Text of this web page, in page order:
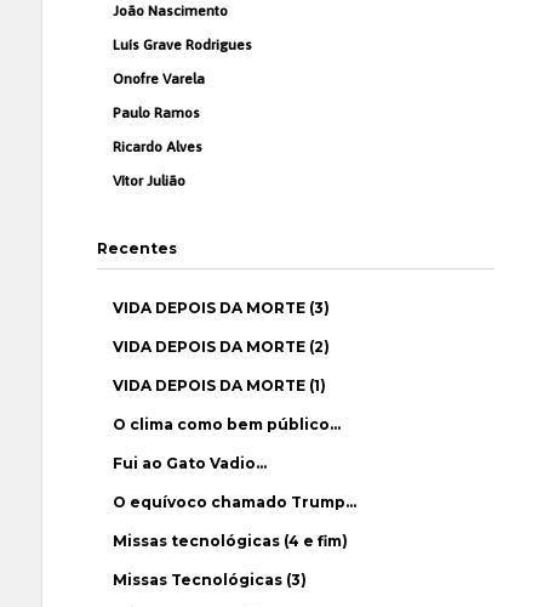
João Nascimento
Luís Grave Rodrigues
Onofre Varela
Paulo Ramos
Ricardo Alves
Vítor Julião
Recentes
VIDA DEPOIS DA MORTE (3)
VIDA DEPOIS DA MORTE (2)
VIDA DEPOIS DA MORTE (1)
O clima como bem público…
Fui ao Gato Vadio…
O equívoco chamado Trump…
Missas tecnológicas (4 e fim)
Missas Tecnológicas (3)